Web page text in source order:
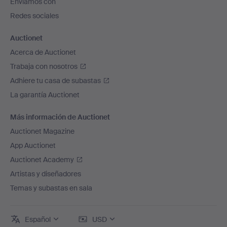
página
Redes sociales
Auctionet
Acerca de Auctionet
Trabaja con nosotros
Adhiere tu casa de subastas
La garantía Auctionet
Más información de Auctionet
Auctionet Magazine
App Auctionet
Auctionet Academy
Artistas y diseñadores
Temas y subastas en sala
Español USD